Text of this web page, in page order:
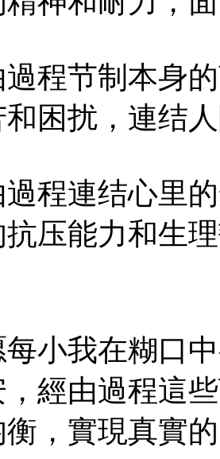
程节制本身
和困扰，連结
程連结心里
抗压能力和生
小我在糊口
經由過程這
，實現真實